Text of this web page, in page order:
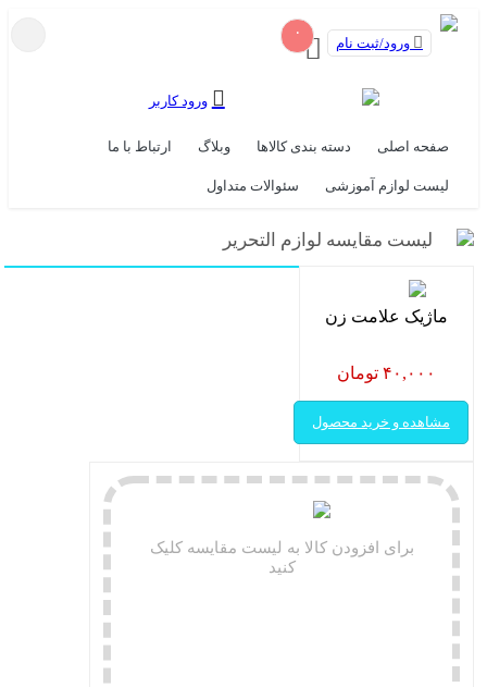
۰
ورود/ثبت نام
ورود کاربر
صفحه اصلی دسته بندی کالاها وبلاگ ارتباط با ما
لیست لوازم آموزشی سئوالات متداول
لیست مقایسه لوازم التحریر
ماژیک علامت زن
۴۰,۰۰۰ تومان
مشاهده و خرید محصول
برای افزودن کالا به لیست مقایسه کلیک
کنید